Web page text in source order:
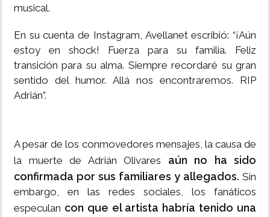
musical.
En su cuenta de Instagram, Avellanet escribió: “¡Aún
estoy en shock! Fuerza para su familia. Feliz
transición para su alma. Siempre recordaré su gran
sentido del humor. Allá nos encontraremos. RIP
Adrián”.
A pesar de los conmovedores mensajes, la causa de
la muerte de Adrián Olivares aún no ha sido
confirmada por sus familiares y allegados. Sin
embargo, en las redes sociales, los fanáticos
especulan con que el artista habría tenido una